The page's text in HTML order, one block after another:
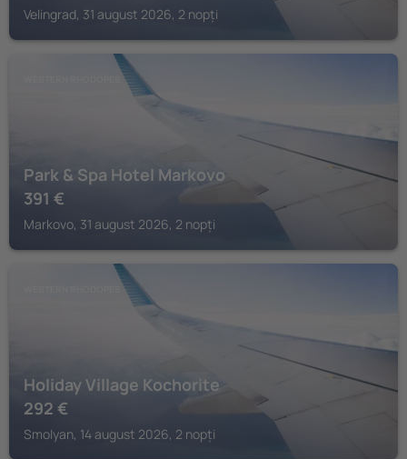
Velingrad, 31 august 2026, 2 nopți
Park & Spa Hotel Markovo
391 €
Markovo, 31 august 2026, 2 nopți
Holiday Village Kochorite
292 €
Smolyan, 14 august 2026, 2 nopți